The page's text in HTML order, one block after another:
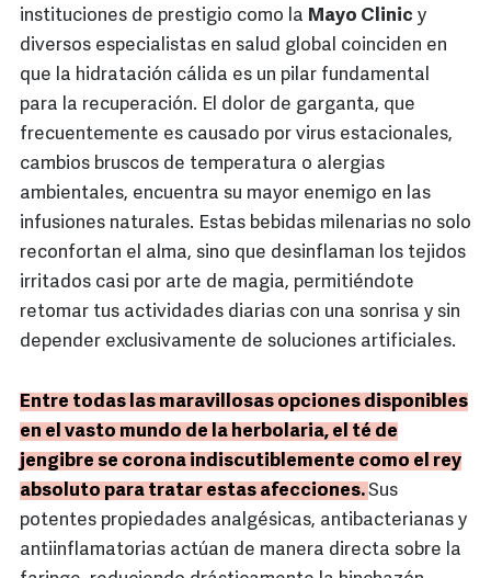
instituciones de prestigio como la Mayo Clinic y
diversos especialistas en salud global coinciden en
que la hidratación cálida es un pilar fundamental
para la recuperación. El dolor de garganta, que
frecuentemente es causado por virus estacionales,
cambios bruscos de temperatura o alergias
ambientales, encuentra su mayor enemigo en las
infusiones naturales. Estas bebidas milenarias no solo
reconfortan el alma, sino que desinflaman los tejidos
irritados casi por arte de magia, permitiéndote
retomar tus actividades diarias con una sonrisa y sin
depender exclusivamente de soluciones artificiales.
Entre todas las maravillosas opciones disponibles
en el vasto mundo de la herbolaria, el té de
jengibre se corona indiscutiblemente como el rey
absoluto para tratar estas afecciones.Sus
potentes propiedades analgésicas, antibacterianas y
antiinflamatorias actúan de manera directa sobre la